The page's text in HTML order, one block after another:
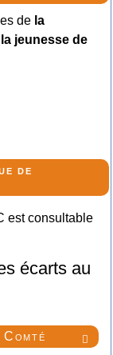

dela
jeunesse de
de
est consultable
écarts au